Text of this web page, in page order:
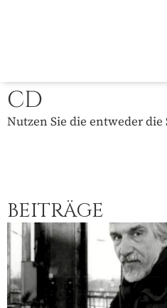
CD
Nutzen Sie die entweder
BEITRÄGE